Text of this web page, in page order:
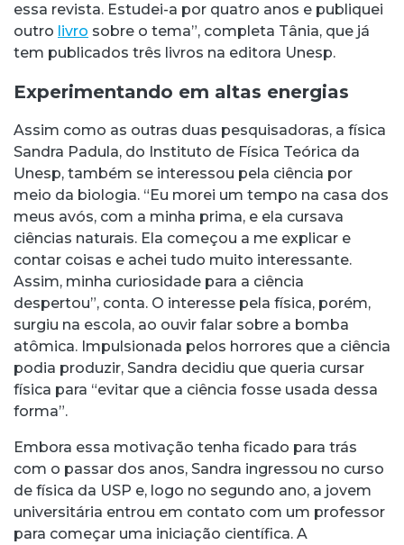
essa revista. Estudei-a por quatro anos e publiquei
outro livro sobre o tema”, completa Tânia, que já
tem publicados três livros na editora Unesp.
Experimentando em altas energias
Assim como as outras duas pesquisadoras, a física
Sandra Padula, do Instituto de Física Teórica da
Unesp, também se interessou pela ciência por
meio da biologia. “Eu morei um tempo na casa dos
meus avós, com a minha prima, e ela cursava
ciências naturais. Ela começou a me explicar e
contar coisas e achei tudo muito interessante.
Assim, minha curiosidade para a ciência
despertou”, conta. O interesse pela física, porém,
surgiu na escola, ao ouvir falar sobre a bomba
atômica. Impulsionada pelos horrores que a ciência
podia produzir, Sandra decidiu que queria cursar
física para “evitar que a ciência fosse usada dessa
forma”.
Embora essa motivação tenha ficado para trás
com o passar dos anos, Sandra ingressou no curso
de física da USP e, logo no segundo ano, a jovem
universitária entrou em contato com um professor
para começar uma iniciação científica. A